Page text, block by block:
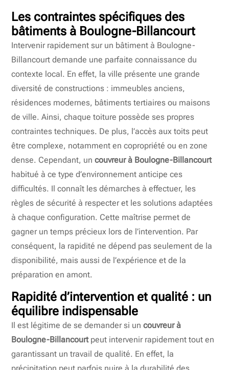
Les contraintes spécifiques des
bâtiments à Boulogne-Billancourt
Intervenir rapidement sur un bâtiment à Boulogne-
Billancourt demande une parfaite connaissance du
contexte local. En effet, la ville présente une grande
diversité de constructions : immeubles anciens,
résidences modernes, bâtiments tertiaires ou maisons
de ville. Ainsi, chaque toiture possède ses propres
contraintes techniques. De plus, l’accès aux toits peut
être complexe, notamment en copropriété ou en zone
dense. Cependant, uncouvreur à Boulogne-Billancourt
habitué à ce type d’environnement anticipe ces
difficultés. Il connaît les démarches à effectuer, les
règles de sécurité à respecter et les solutions adaptées
à chaque configuration. Cette maîtrise permet de
gagner un temps précieux lors de l’intervention. Par
conséquent, la rapidité ne dépend pas seulement de la
disponibilité, mais aussi de l’expérience et de la
préparation en amont.
Rapidité d’intervention et qualité : un
équilibre indispensable
Il est légitime de se demander si uncouvreur à
Boulogne-Billancourtpeut intervenir rapidement tout en
garantissant un travail de qualité. En effet, la